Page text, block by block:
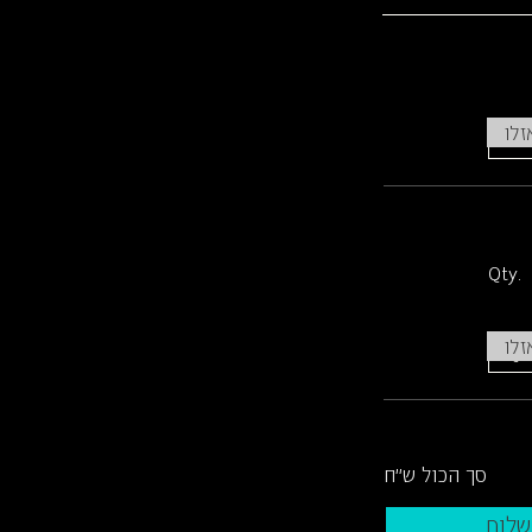
Qty.
סך הכול ש"ח